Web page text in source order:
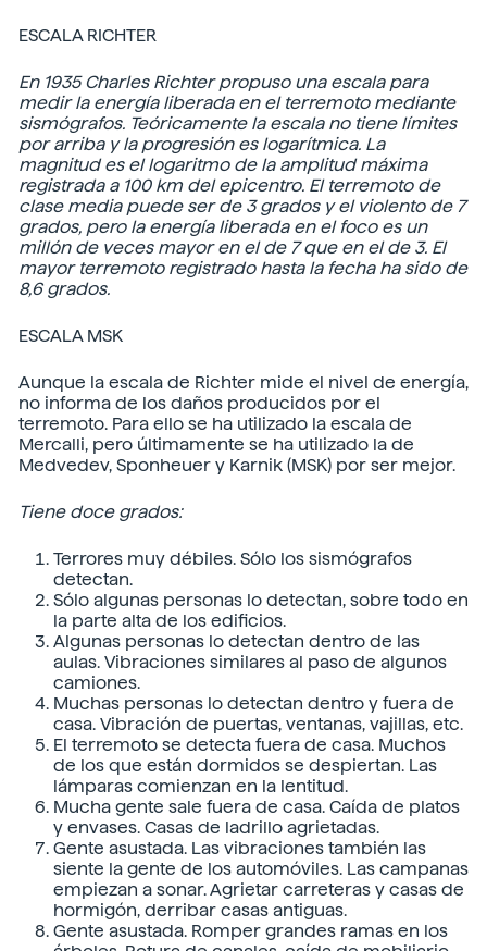
ESCALA RICHTER
En 1935 Charles Richter propuso una escala para
medir la energía liberada en el terremoto mediante
sismógrafos. Teóricamente la escala no tiene límites
por arriba y la progresión es logarítmica. La
magnitud es el logaritmo de la amplitud máxima
registrada a 100 km del epicentro. El terremoto de
clase media puede ser de 3 grados y el violento de 7
grados, pero la energía liberada en el foco es un
millón de veces mayor en el de 7 que en el de 3. El
mayor terremoto registrado hasta la fecha ha sido de
8,6 grados.
ESCALA MSK
Aunque la escala de Richter mide el nivel de energía,
no informa de los daños producidos por el
terremoto. Para ello se ha utilizado la escala de
Mercalli, pero últimamente se ha utilizado la de
Medvedev, Sponheuer y Karnik (MSK) por ser mejor.
Tiene doce grados:
Terrores muy débiles. Sólo los sismógrafos
detectan.
Sólo algunas personas lo detectan, sobre todo en
la parte alta de los edificios.
Algunas personas lo detectan dentro de las
aulas. Vibraciones similares al paso de algunos
camiones.
Muchas personas lo detectan dentro y fuera de
casa. Vibración de puertas, ventanas, vajillas, etc.
El terremoto se detecta fuera de casa. Muchos
de los que están dormidos se despiertan. Las
lámparas comienzan en la lentitud.
Mucha gente sale fuera de casa. Caída de platos
y envases. Casas de ladrillo agrietadas.
Gente asustada. Las vibraciones también las
siente la gente de los automóviles. Las campanas
empiezan a sonar. Agrietar carreteras y casas de
hormigón, derribar casas antiguas.
Gente asustada. Romper grandes ramas en los